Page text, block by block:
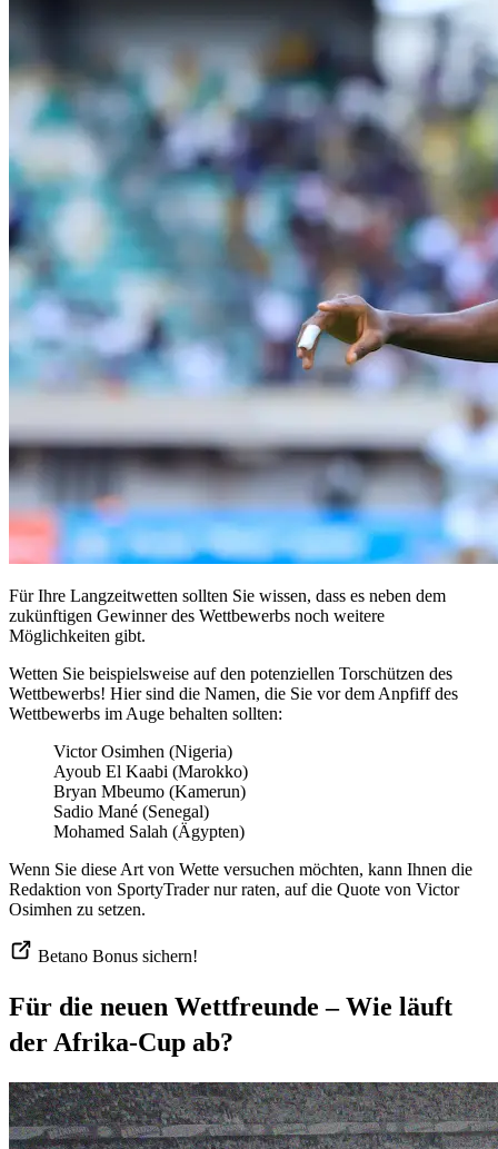
Für Ihre Langzeitwetten sollten Sie wissen, dass es neben dem
zukünftigen Gewinner des Wettbewerbs noch weitere
Möglichkeiten gibt.
Wetten Sie beispielsweise auf den potenziellen Torschützen des
Wettbewerbs! Hier sind die Namen, die Sie vor dem Anpfiff des
Wettbewerbs im Auge behalten sollten:
Victor Osimhen (Nigeria)
Ayoub El Kaabi (Marokko)
Bryan Mbeumo (Kamerun)
Sadio Mané (Senegal)
Mohamed Salah (Ägypten)
Wenn Sie diese Art von Wette versuchen möchten, kann Ihnen die
Redaktion von SportyTrader nur raten, auf die Quote von Victor
Osimhen zu setzen.
Betano Bonus sichern!
Für die neuen Wettfreunde – Wie läuft
der Afrika-Cup ab?